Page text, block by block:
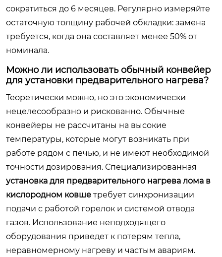
сократиться до 6 месяцев. Регулярно измеряйте
остаточную толщину рабочей обкладки: замена
требуется, когда она составляет менее 50% от
номинала.
Можно ли использовать обычный конвейер
для установки предварительного нагрева?
Теоретически можно, но это экономически
нецелесообразно и рискованно. Обычные
конвейеры не рассчитаны на высокие
температуры, которые могут возникать при
работе рядом с печью, и не имеют необходимой
точности дозирования. Специализированная
установка для предварительного нагрева лома в
кислородном ковше требует синхронизации
подачи с работой горелок и системой отвода
газов. Использование неподходящего
оборудования приведет к потерям тепла,
неравномерному нагреву и частым авариям.